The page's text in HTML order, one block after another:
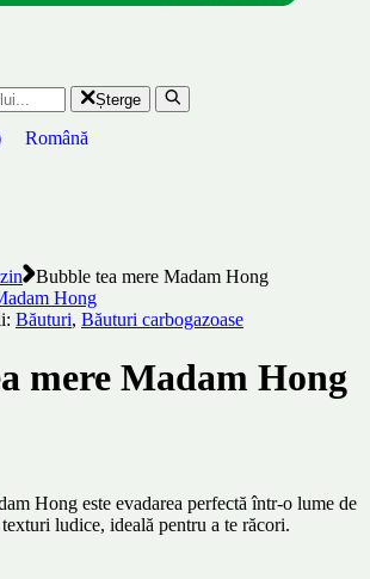
Șterge
Română
Bubble tea mere Madam Hong
Băuturi, Băuturi carbogazoase
mere Madam Hong
Hong este evadarea perfectă într-o lume de
ludice, ideală pentru a te răcori.